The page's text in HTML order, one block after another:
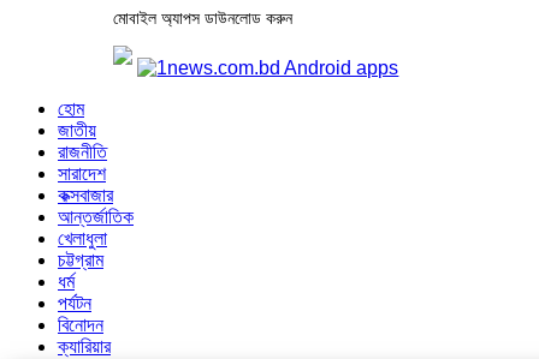
মোবাইল অ্যাপস ডাউনলোড করুন
হোম
জাতীয়
রাজনীতি
সারাদেশ
কক্সবাজার
আন্তর্জাতিক
খেলাধুলা
চট্টগ্রাম
ধর্ম
পর্যটন
বিনোদন
ক্যারিয়ার